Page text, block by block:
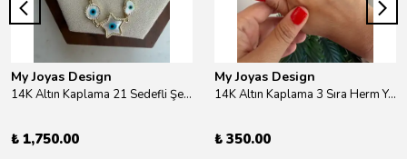
My Joyas Design
14K Altın Kaplama 21 Sedefli Şekiller Kolye 46cm
₺ 1,750.00
My Joyas Design
14K Altın Kaplama 3 Sıra Herm Yüzük Gold
₺ 350.00